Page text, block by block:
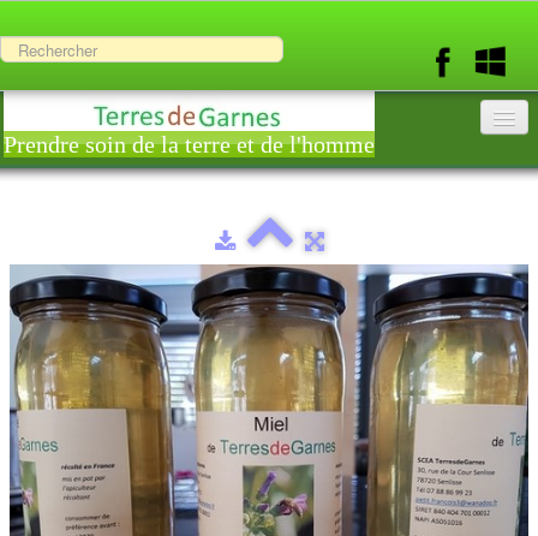
Prendre soin de la terre et de l'homme
En images
H2E
Contact
Boutique